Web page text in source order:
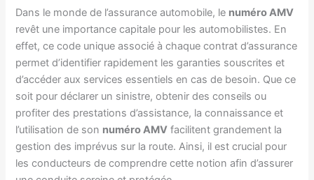
Dans le monde de l’assurance automobile, le numéro AMV
revêt une importance capitale pour les automobilistes. En
effet, ce code unique associé à chaque contrat d’assurance
permet d’identifier rapidement les garanties souscrites et
d’accéder aux services essentiels en cas de besoin. Que ce
soit pour déclarer un sinistre, obtenir des conseils ou
profiter des prestations d’assistance, la connaissance et
l’utilisation de son numéro AMV facilitent grandement la
gestion des imprévus sur la route. Ainsi, il est crucial pour
les conducteurs de comprendre cette notion afin d’assurer